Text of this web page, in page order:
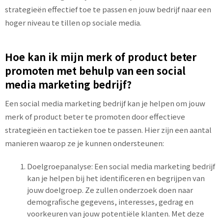
strategieën effectief toe te passen en jouw bedrijf naar een
hoger niveau te tillen op sociale media.
Hoe kan ik mijn merk of product beter
promoten met behulp van een social
media marketing bedrijf?
Een social media marketing bedrijf kan je helpen om jouw
merk of product beter te promoten door effectieve
strategieën en tactieken toe te passen. Hier zijn een aantal
manieren waarop ze je kunnen ondersteunen:
Doelgroepanalyse: Een social media marketing bedrijf
kan je helpen bij het identificeren en begrijpen van
jouw doelgroep. Ze zullen onderzoek doen naar
demografische gegevens, interesses, gedrag en
voorkeuren van jouw potentiële klanten. Met deze